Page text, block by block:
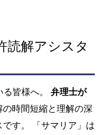
読解アシスタ
皆様へ。 弁理士が
時間短縮と理解の深
す。 「サマリア」は